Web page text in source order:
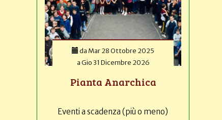
da Mar 28 Ottobre 2025
aGio 31 Dicembre 2026
Pianta Anarchica
Eventi a scadenza (più o meno)